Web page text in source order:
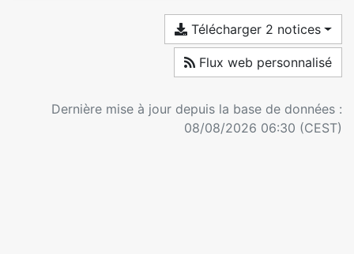
Télécharger 2 notices
Flux web personnalisé
Dernière mise à jour depuis la base de données :
08/08/2026 06:30 (CEST)